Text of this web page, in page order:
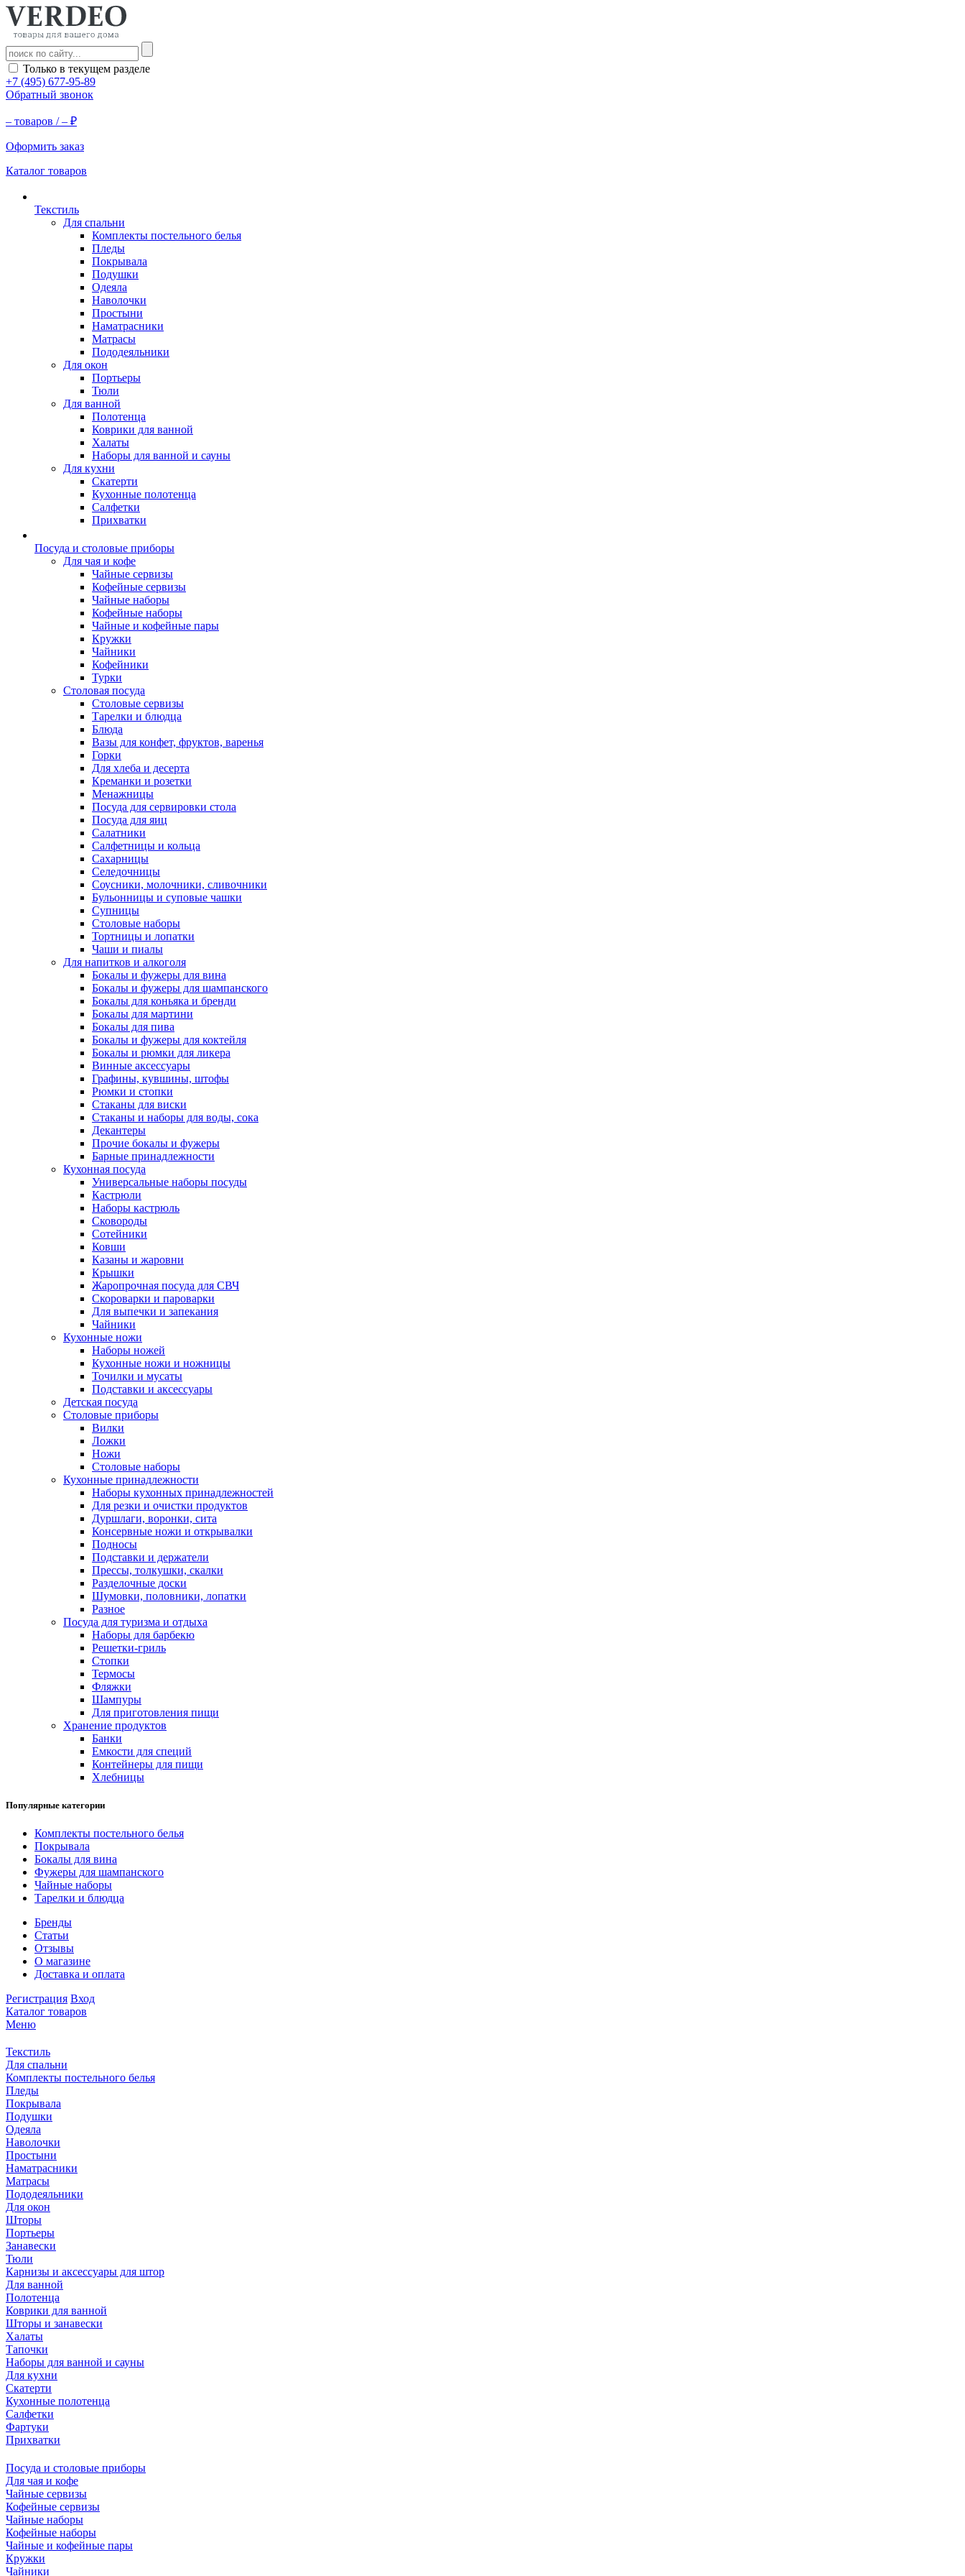
Только в текущем разделе
+7 (495) 677-95-89
Обратный звонок
– товаров /– ₽
Оформить заказ
Каталог товаров
Текстиль
Для спальни
Комплекты постельного белья
Пледы
Покрывала
Подушки
Одеяла
Наволочки
Простыни
Наматрасники
Матрасы
Пододеяльники
Для окон
Портьеры
Тюли
Для ванной
Полотенца
Коврики для ванной
Халаты
Наборы для ванной и сауны
Для кухни
Скатерти
Кухонные полотенца
Салфетки
Прихватки
Посуда и столовые приборы
Для чая и кофе
Чайные сервизы
Кофейные сервизы
Чайные наборы
Кофейные наборы
Чайные и кофейные пары
Кружки
Чайники
Кофейники
Турки
Столовая посуда
Столовые сервизы
Тарелки и блюдца
Блюда
Вазы для конфет, фруктов, варенья
Горки
Для хлеба и десерта
Креманки и розетки
Менажницы
Посуда для сервировки стола
Посуда для яиц
Салатники
Салфетницы и кольца
Сахарницы
Селедочницы
Соусники, молочники, сливочники
Бульонницы и суповые чашки
Супницы
Столовые наборы
Тортницы и лопатки
Чаши и пиалы
Для напитков и алкоголя
Бокалы и фужеры для вина
Бокалы и фужеры для шампанского
Бокалы для коньяка и бренди
Бокалы для мартини
Бокалы для пива
Бокалы и фужеры для коктейля
Бокалы и рюмки для ликера
Винные аксессуары
Графины, кувшины, штофы
Рюмки и стопки
Стаканы для виски
Стаканы и наборы для воды, сока
Декантеры
Прочие бокалы и фужеры
Барные принадлежности
Кухонная посуда
Универсальные наборы посуды
Кастрюли
Наборы кастрюль
Сковороды
Сотейники
Ковши
Казаны и жаровни
Крышки
Жаропрочная посуда для СВЧ
Скороварки и пароварки
Для выпечки и запекания
Чайники
Кухонные ножи
Наборы ножей
Кухонные ножи и ножницы
Точилки и мусаты
Подставки и аксессуары
Детская посуда
Столовые приборы
Вилки
Ложки
Ножи
Столовые наборы
Кухонные принадлежности
Наборы кухонных принадлежностей
Для резки и очистки продуктов
Дуршлаги, воронки, сита
Консервные ножи и открывалки
Подносы
Подставки и держатели
Прессы, толкушки, скалки
Разделочные доски
Шумовки, половники, лопатки
Разное
Посуда для туризма и отдыха
Наборы для барбекю
Решетки-гриль
Стопки
Термосы
Фляжки
Шампуры
Для приготовления пищи
Хранение продуктов
Банки
Емкости для специй
Контейнеры для пищи
Хлебницы
Популярные категории
Комплекты постельного белья
Покрывала
Бокалы для вина
Фужеры для шампанского
Чайные наборы
Тарелки и блюдца
Бренды
Статьи
Отзывы
О магазине
Доставка и оплата
Регистрация Вход
Каталог товаров
Меню
Текстиль
Для спальни
Комплекты постельного белья
Пледы
Покрывала
Подушки
Одеяла
Наволочки
Простыни
Наматрасники
Матрасы
Пододеяльники
Для окон
Шторы
Портьеры
Занавески
Тюли
Карнизы и аксессуары для штор
Для ванной
Полотенца
Коврики для ванной
Шторы и занавески
Халаты
Тапочки
Наборы для ванной и сауны
Для кухни
Скатерти
Кухонные полотенца
Салфетки
Фартуки
Прихватки
Посуда и столовые приборы
Для чая и кофе
Чайные сервизы
Кофейные сервизы
Чайные наборы
Кофейные наборы
Чайные и кофейные пары
Кружки
Чайники